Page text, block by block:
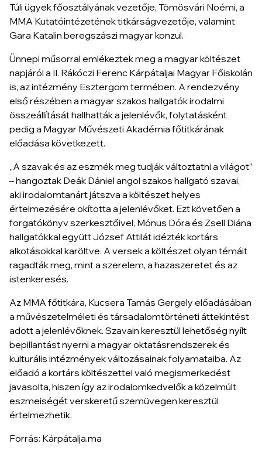
Túli ügyek főosztályának vezetője, Tömösvári Noémi, a
MMA Kutatóintézetének titkárságvezetője, valamint
Gara Katalin beregszászi magyar konzul.
Ünnepi műsorral emlékeztek meg a magyar költészet
napjáról a II. Rákóczi Ferenc Kárpátaljai Magyar Főiskolán
is, az intézmény Esztergom termében. A rendezvény
első részében a magyar szakos hallgatók irodalmi
összeállítását hallhatták a jelenlévők, folytatásként
pedig a Magyar Művészeti Akadémia főtitkárának
előadása következett.
„A szavak és az eszmék meg tudják változtatni a világot”
– hangoztak Deák Dániel angol szakos hallgató szavai,
aki irodalomtanárt játszva a költészet helyes
értelmezésére okította a jelenlévőket. Ezt követően a
forgatókönyv szerkesztőivel, Mónus Dóra és Zsell Diána
hallgatókkal együtt József Attilát idézték kortárs
alkotásokkal karöltve. A versek a költészet olyan témáit
ragadták meg, mint a szerelem, a hazaszeretet és az
istenkeresés.
Az MMA főtitkára, Kucsera Tamás Gergely előadásában
a művészetelméleti és társadalomtörténeti áttekintést
adott a jelenlévőknek. Szavain keresztül lehetőség nyílt
bepillantást nyerni a magyar oktatásrendszerek és
kulturális intézmények változásainak folyamataiba. Az
előadó a kortárs költészettel való megismerkedést
javasolta, hiszen így az irodalomkedvelők a közelmúlt
eszmeiségét verskeretű szemüvegen keresztül
értelmezhetik.
Forrás: Kárpátalja.ma